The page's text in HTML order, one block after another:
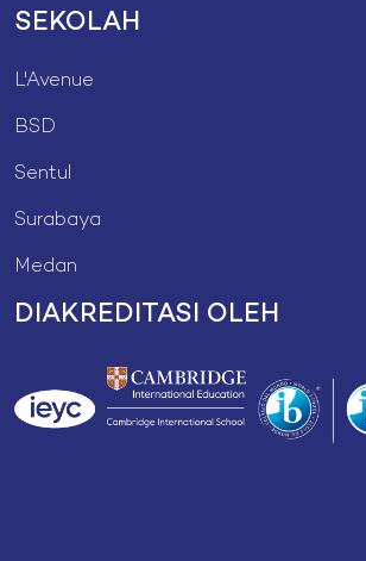
SEKOLAH
L'Avenue
BSD
Sentul
Surabaya
Medan
DIAKREDITASI OLEH